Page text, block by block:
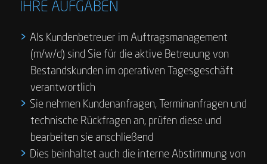
IHRE AUFGABEN
Als Kundenbetreuer im Auftragsmanagement
(m/w/d) sind Sie für die aktive Betreuung von
Bestandskunden im operativen Tagesgeschäft
verantwortlich
Sie nehmen Kundenanfragen, Terminanfragen und
technische Rückfragen an, prüfen diese und
bearbeiten sie anschließend
Dies beinhaltet auch die interne Abstimmung von